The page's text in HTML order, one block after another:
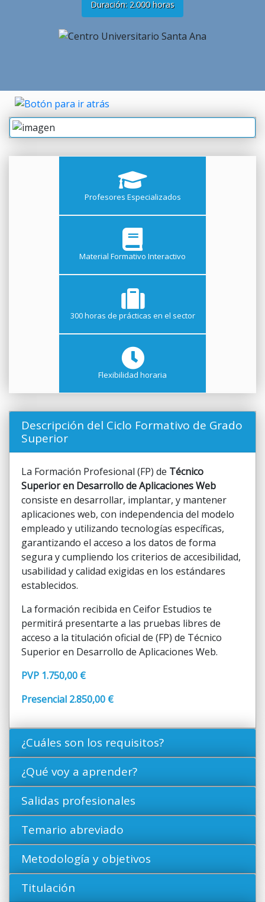
Duración: 2.000 horas
Profesores Especializados
Material Formativo Interactivo
300 horas de prácticas en el sector
Flexibilidad horaria
Descripción del Ciclo Formativo de Grado
Superior
La Formación Profesional (FP) de Técnico
Superior en Desarrollo de Aplicaciones Web
consiste en desarrollar, implantar, y mantener
aplicaciones web, con independencia del modelo
empleado y utilizando tecnologías específicas,
garantizando el acceso a los datos de forma
segura y cumpliendo los criterios de accesibilidad,
usabilidad y calidad exigidas en los estándares
establecidos.
La formación recibida en Ceifor Estudios te
permitirá presentarte a las pruebas libres de
acceso a la titulación oficial de (FP) de Técnico
Superior en Desarrollo de Aplicaciones Web.
PVP 1.750,00 €
Presencial 2.850,00 €
¿Cuáles son los requisitos?
¿Qué voy a aprender?
Salidas profesionales
Temario abreviado
Metodología y objetivos
Titulación